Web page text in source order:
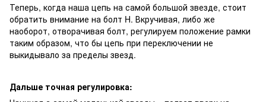
Теперь, когда наша цепь на самой большой звезде, стоит
обратить внимание на болт H. Вкручивая, либо же
наоборот, отворачивая болт, регулируем положение рамки
таким образом, что бы цепь при переключении не
выкидывало за пределы звезд.
Дальше точная регулировка: